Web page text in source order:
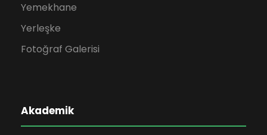
Yemekhane
Yerleşke
Fotoğraf Galerisi
Akademik